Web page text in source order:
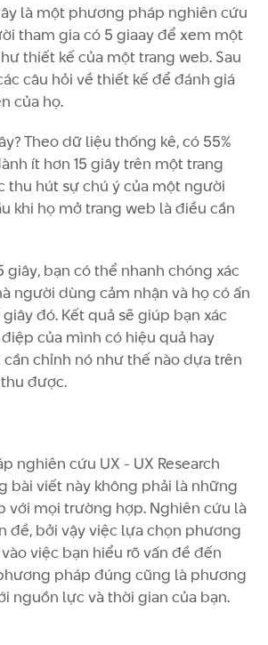
là một phương pháp nghiên cứu
tham gia có 5 giaay để xem một
thiết kế của một trang web. Sau
câu hỏi về thiết kế để đánh giá
của họ.
Theo dữ liệu thống kê, có 55%
ít hơn 15 giây trên một trang
thu hút sự chú ý của một người
khi họ mở trang web là điều cần
giây, bạn có thể nhanh chóng xác
người dùng cảm nhận và họ có ấn
đó. Kết quả sẽ giúp bạn xác
của mình có hiệu quả hay
cần chỉnh nó như thế nào dựa trên
được.
nghiên cứu UX - UX Research
bài viết này không phải là những
với mọi trường hợp. Nghiên cứu là
đề, bởi vậy việc lựa chọn phương
việc bạn hiểu rõ vấn đề đến
pháp đúng cũng là phương
nguồn lực và thời gian của bạn.